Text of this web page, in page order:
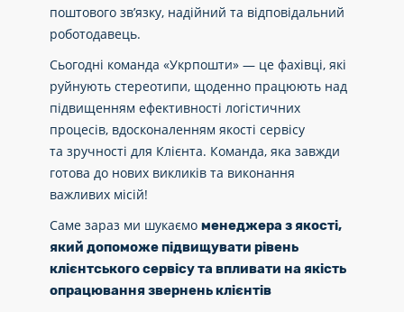
поштового зв’язку, надійний та відповідальний
роботодавець.
Сьогодні команда «Укрпошти» — це фахівці, які
руйнують стереотипи, щоденно працюють над
підвищенням ефективності логістичних
процесів, вдосконаленням якості сервісу
та зручності для Клієнта. Команда, яка завжди
готова до нових викликів та виконання
важливих місій!
Саме зараз ми шукаємо менеджера з якості,
який допоможе підвищувати рівень
клієнтського сервісу та впливати на якість
опрацювання звернень клієнтів